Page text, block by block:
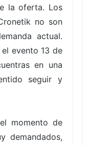
la oferta. Los
no son
actual.
evento 13 de
en una
seguir y
momento de
demandados,